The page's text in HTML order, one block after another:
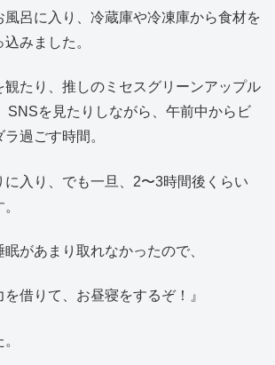
風呂に入り、冷蔵庫や冷凍庫から食材を
みました。
観たり、推しのミセスグリーンアップル
SNSを見たりしながら、午前中からビ
過ごす時間。
に入り、でも一旦、2〜3時間後くらい
があまり取れなかったので、
を借りて、お昼寝をするぞ！』